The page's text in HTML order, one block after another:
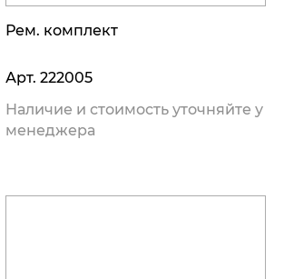
Рем. комплект
Арт. 222005
Наличие и стоимость уточняйте у
менеджера